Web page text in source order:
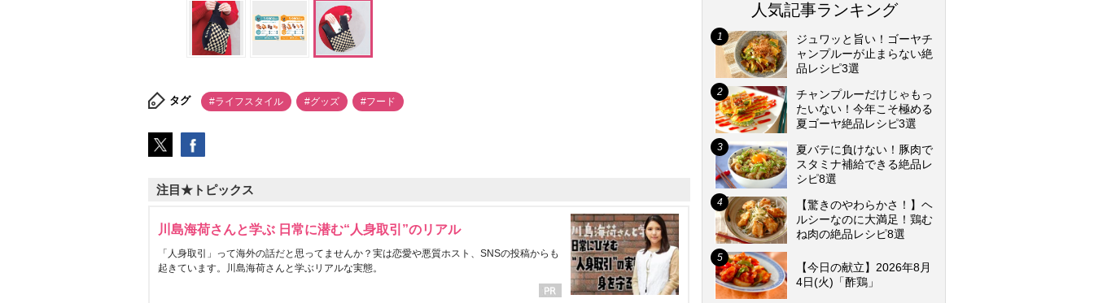
タグ #ライフスタイル #グッズ #フード
注目★トピックス
川島海荷さんと学ぶ 日常に潜む“人身取引”のリアル
「人身取引」って海外の話だと思ってませんか？実は恋愛や悪質ホスト、SNSの投稿からも
起きています。川島海荷さんと学ぶリアルな実態。
人気記事ランキング
ジュワッと旨い！ゴーヤチ
ャンプルーが止まらない絶
品レシピ3選
チャンプルーだけじゃもっ
たいない！今年こそ極める
夏ゴーヤ絶品レシピ3選
夏バテに負けない！豚肉で
スタミナ補給できる絶品レ
シピ8選
【驚きのやわらかさ！】ヘ
ルシーなのに大満足！鶏む
ね肉の絶品レシピ8選
【今日の献立】2026年8月
4日(火)「酢鶏」